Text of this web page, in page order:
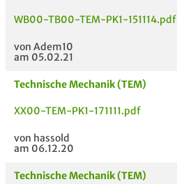
WB00-TB00-TEM-PK1-151114.pdf
von Adem10
am 05.02.21
Technische Mechanik (TEM)
XX00-TEM-PK1-171111.pdf
von hassold
am 06.12.20
Technische Mechanik (TEM)